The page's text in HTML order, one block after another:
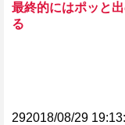
最終的にはポッと
る
292018/08/29